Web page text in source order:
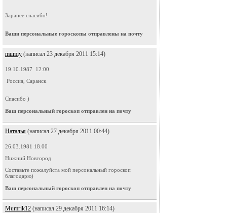
Заранее спасибо!
Ваши персональные гороскопы отправлены на почту
mumiy (написал 23 декабря 2011 15:14)
19.10.1987 12:00
Россия, Саранск
Спасибо )
Ваш персональный гороскоп отправлен на почту
Наталья (написал 27 декабря 2011 00:44)
26.03.1981 18.00
Нижний Новгород
Составьте пожалуйста мой персональный гороскоп
благодарю)
Ваш персональный гороскоп отправлен на почту
Mumrik12 (написал 29 декабря 2011 16:14)